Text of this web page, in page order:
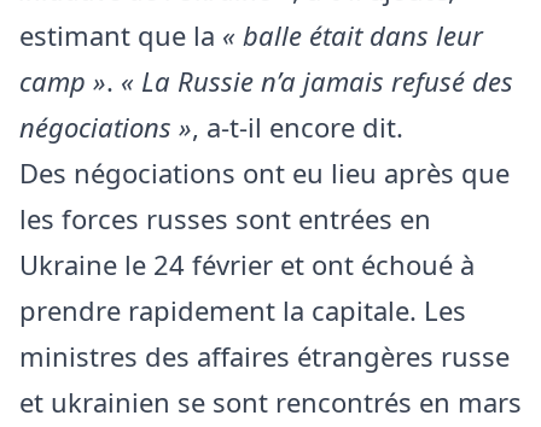
estimant que la « balle était dans leur
camp ». « La Russie n’a jamais refusé des
négociations », a-t-il encore dit.
Des négociations ont eu lieu après que
les forces russes sont entrées en
Ukraine le 24 février et ont échoué à
prendre rapidement la capitale. Les
ministres des affaires étrangères russe
et ukrainien se sont rencontrés en mars